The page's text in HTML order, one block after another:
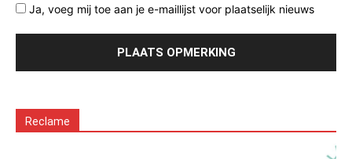
Ja, voeg mij toe aan je e-maillijst voor plaatselijk nieuws
Reclame